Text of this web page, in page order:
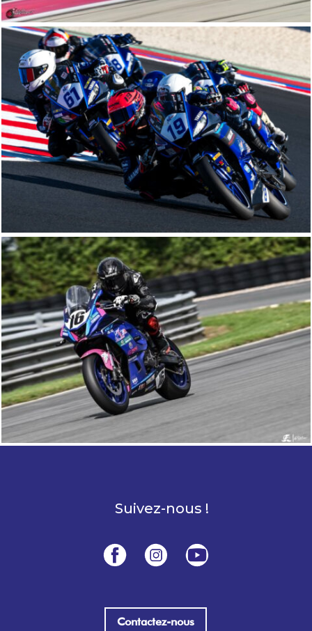
Suivez-nous !
Contactez-nous